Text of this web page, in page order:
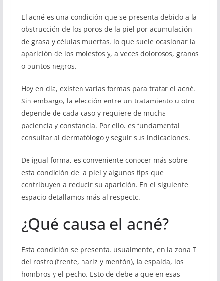
El acné es una condición que se presenta debido a la
obstrucción de los poros de la piel por acumulación
de grasa y células muertas, lo que suele ocasionar la
aparición de los molestos y, a veces dolorosos, granos
o puntos negros.
Hoy en día, existen varias formas para tratar el acné.
Sin embargo, la elección entre un tratamiento u otro
depende de cada caso y requiere de mucha
paciencia y constancia. Por ello, es fundamental
consultar al dermatólogo y seguir sus indicaciones.
De igual forma, es conveniente conocer más sobre
esta condición de la piel y algunos tips que
contribuyen a reducir su aparición. En el siguiente
espacio detallamos más al respecto.
¿Qué causa el acné?
Esta condición se presenta, usualmente, en la zona T
del rostro (frente, nariz y mentón), la espalda, los
hombros y el pecho. Esto de debe a que en esas